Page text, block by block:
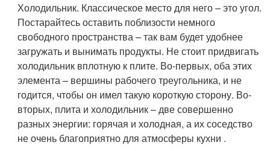
Холодильник. Классическое место для него – это угол.
Постарайтесь оставить поблизости немного
свободного пространства – так вам будет удобнее
загружать и вынимать продукты. Не стоит придвигать
холодильник вплотную к плите. Во-первых, оба этих
элемента – вершины рабочего треугольника, и не
годится, чтобы он имел такую короткую сторону. Во-
вторых, плита и холодильник – две совершенно
разных энергии: горячая и холодная, а их соседство
не очень благоприятно для атмосферы кухни .